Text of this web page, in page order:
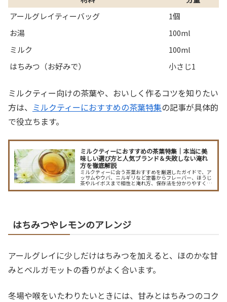
アールグレイティーバッグ
1個
お湯
100ml
ミルク
100ml
はちみつ（お好みで）
小さじ1
ミルクティー向けの茶葉や、おいしく作るコツを知りたい
方は、 ミルクティーにおすすめの茶葉特集の記事が具体的
で役立ちます。
ミルクティーにおすすめの茶葉特集｜本当に美
味しい選び方と人気ブランド＆失敗しない淹れ
方を徹底解説
ミルクティーに合う茶葉おすすめを厳選したガイドで、ア
ッサムやウバ、ニルギリなど定番からフレーバー、ほうじ
茶やルイボスまで相性と淹れ方、保存法を分かりやすく解
説。ブランド別のおすすめや自分に合う見つけ方も紹介
はちみつやレモンのアレンジ
アールグレイに少しだけはちみつを加えると、ほのかな甘
みとベルガモットの香りがよく合います。
冬場や喉をいたわりたいときには、甘みとはちみつのコク